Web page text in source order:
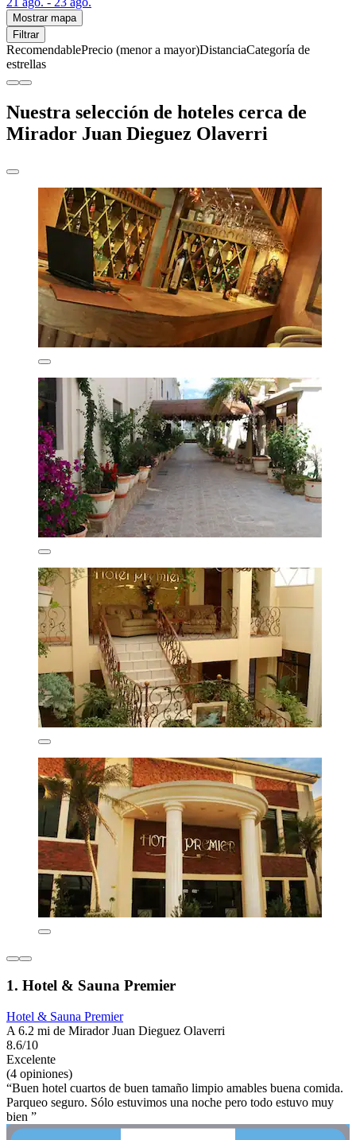
Mostrar mapa
Filtrar
RecomendablePrecio (menor a mayor)DistanciaCategoría de
estrellas
Nuestra selección de hoteles cerca de
Mirador Juan Dieguez Olaverri
1. Hotel & Sauna Premier
Hotel & Sauna Premier
A 6.2 mi de Mirador Juan Dieguez Olaverri
8.6/10
Excelente
(4 opiniones)
“Buen hotel cuartos de buen tamaño limpio amables buena comida.
Parqueo seguro. Sólo estuvimos una noche pero todo estuvo muy
bien ”